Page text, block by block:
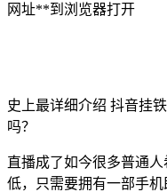
网址**到浏览器打开
史上最详细介绍 抖音挂
吗？
直播成了如今很多普通
低，只需要拥有一部手机